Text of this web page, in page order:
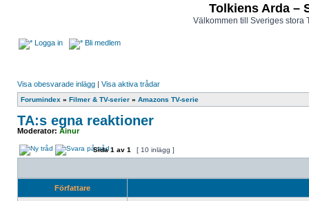
Tolkiens Arda –
Välkommen till Sveriges stora
Logga in Bli medlem
Visa obesvarade inlägg | Visa aktiva trådar
Forumindex » Filmer & TV-serier » Amazons TV-serie
TA:s egna reaktioner
Moderator: Ainur
Sida1 av 1 [ 10 inlägg ]
Författare